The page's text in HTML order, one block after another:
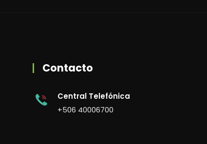
Contacto
Central Telefónica
+506 40006700